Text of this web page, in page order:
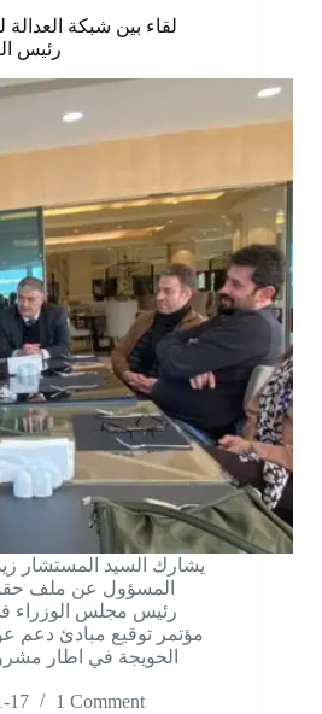
لقاء بين شبكة
رئيس
المسؤول عن ملف
رئيس مجلس الوزراء
مؤتمر توقيع مبادئ دعم
الحويجة في اطار
17 1 Comment